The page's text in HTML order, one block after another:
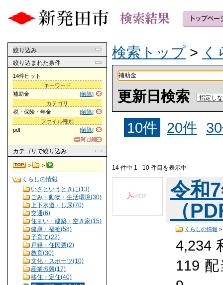
絞り込み
絞り込まれた条件
14件ヒット
キーワード
[解除]
補助金
カテゴリ
[解除]
税・保険・年金
ファイル種別
[解除]
pdf
カテゴリ で絞り込み
> >
くらしの情報
いざというときに(13)
ごみ・動物・生活環境(30)
上下水道・し尿(70)
交通(6)
住まい・建築・空き家(15)
健康・福祉(58)
子育て(22)
戸籍・住民票(2)
教育(30)
文化・スポーツ(10)
産業振興(17)
移住・定住(40)
検索トップ > く
更新日検索
10件
20件
14 件中 1 - 10 件目を表示中
令和
（
くらしの情報 >
4,234
119